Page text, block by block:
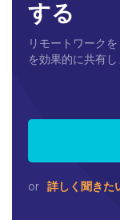
する
リモートワーク
を効果的に共有し
or 詳しく聞きた